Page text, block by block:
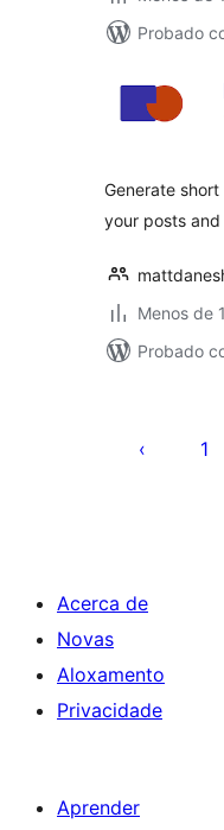
Probado
Generate
your posts
Menos de
Probado
1
Acerca de
Novas
Aloxamento
Privacidade
Aprender